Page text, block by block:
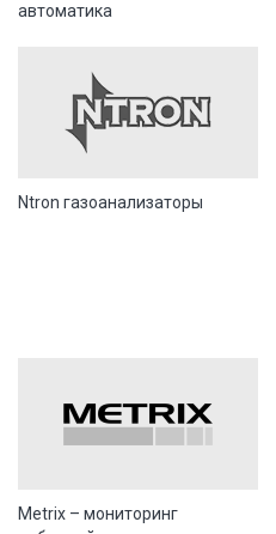
автоматика
Ntron газоанализаторы
Metrix – мониторинг